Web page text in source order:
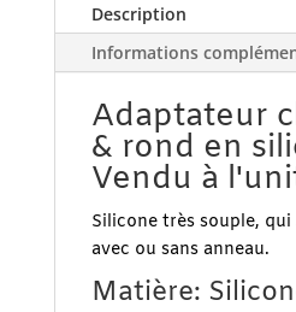
Description
Informations
Adaptateur
& rond en
Vendu à
Silicone très souple,
avec ou sans anneau.
Matière: